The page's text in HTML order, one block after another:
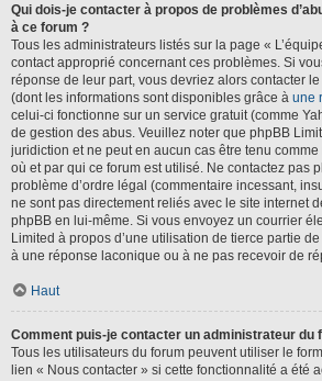
Qui dois-je contacter à propos de problèmes
à ce forum ?
Tous les administrateurs listés sur la page «
contact approprié concernant ces problèmes. Si
réponse de leur part, vous devriez alors contacter
(dont les informations sont disponibles grâce à une
celui-ci fonctionne sur un service gratuit (comme
de gestion des abus. Veuillez noter que phpBB
juridiction et ne peut en aucun cas être tenu
où et par qui ce forum est utilisé. Ne contactez pas
problème d’ordre légal (commentaire incessant,
ne sont pas directement reliés avec le site internet
phpBB en lui-même. Si vous envoyez un courrier
Limited à propos d’une utilisation de tierce partie
à une réponse laconique ou à ne pas recevoir de
Haut
Comment puis-je contacter un administrateur du
Tous les utilisateurs du forum peuvent utiliser le
lien « Nous contacter » si cette fonctionnalité a été